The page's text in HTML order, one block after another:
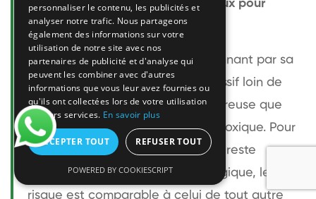
Le frelon européen est-il dangereux pour
l'homme ?
Le frelon européen est impressionnant par sa
taille mais relativement peu agressif loin de
son nid. Sa piqûre est plus douloureuse que
celle d'une guêpe sans être plus toxique. Pour
une personne non allergique, elle reste
bénigne. Pour une personne allergique, le
risque est comparable à celui de tout autre
personnaliser le contenu, les publicités et
analyser notre trafic. Nous partageons
également des informations sur votre
utilisation de notre site avec nos
partenaires de publicité et d'analyse qui
peuvent les combiner avec d'autres
informations que vous leur avez fournies ou
qu'ils ont collectées lors de votre utilisation
de leurs services. En savoir plus
ACCEPTER TOUT REFUSER TOUT
POWERED BY COOKIESCRIPT